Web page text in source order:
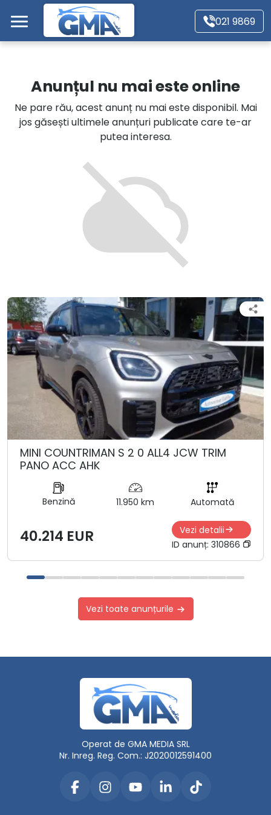
Mergi direct la conținutul principal
021 9869
Autoturisme
Motociclete
Autoutilitare
Alte tipuri vehicule
Anunțul nu mai este online
Ne pare rău, acest anunț nu mai este disponibil. Mai
jos găsești ultimele anunțuri publicate care te-ar
putea interesa.
MINI COUNTRIMAN S 2 0 ALL4 JCW TRIM
PANO ACC AHK
Benzină 11.950 km Automată
40.214 EUR
Vezi detalii
ID anunț: 310866
Vezi toate anunțurile
Operat de GMA MEDIA SRL
Nr. Inreg. Reg. Com.: J2020012591400